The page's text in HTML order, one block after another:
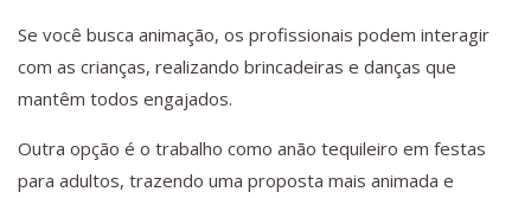
Se você busca animação, os profissionais podem interagir
com as crianças, realizando brincadeiras e danças que
mantêm todos engajados.
Outra opção é o trabalho como anão tequileiro em festas
para adultos, trazendo uma proposta mais animada e